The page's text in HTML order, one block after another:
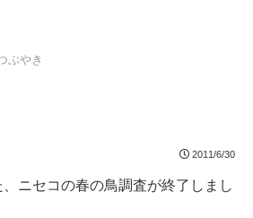
ぶやき
2011/6/30
ニセコの春の鳥調査が終了しまし